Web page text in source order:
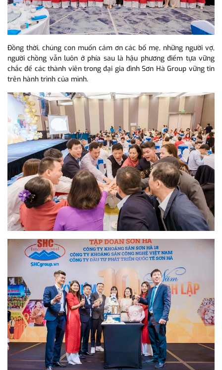
Đồng thời, chúng con muốn cảm ơn các bố mẹ, những người vợ,
người chồng vẫn luôn ở phía sau là hậu phương điểm tựa vững
chắc để các thành viên trong đại gia đình Sơn Hà Group vững tin
trên hành trình của mình.